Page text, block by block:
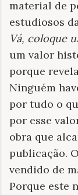
material de
estudiosos
Vá, coloque
um valor
porque
Ninguém
por tudo o
por esse
obra que
publicação.
vendido de
Porque este